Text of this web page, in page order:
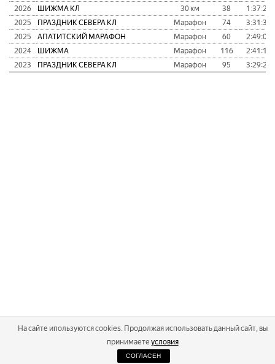
2026
ШИЖМА КЛ 30 км 38
1:37:22
2025
ПРАЗДНИК СЕВЕРА КЛ Марафон 74
3:31:34
2025
АПАТИТСКИЙ МАРАФОН Марафон 60
2:49:08
2024
ШИЖМА Марафон 116
2:41:13
2023
ПРАЗДНИК СЕВЕРА КЛ Марафон 95 3:29:27
На сайте ипользуются cookies. Продолжая использовать данный сайт, вы
принимаете условия
СОГЛАСЕН